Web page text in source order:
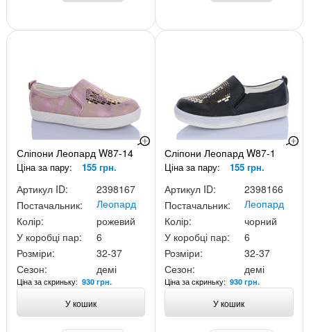
Сліпони Леопард W87-14
Ціна за пару: 155 грн.
Артикул ID:
2398167
Постачальник:
Леопард
Колір:
рожевий
У коробці пар:
6
Розміри:
32-37
Сезон:
демі
Ціна за скриньку: 930 грн.
У кошик
Сліпони Леопард W87-1
Ціна за пару: 155 грн.
Артикул ID:
2398166
Постачальник:
Леопард
Колір:
чорний
У коробці пар:
6
Розміри:
32-37
Сезон:
демі
Ціна за скриньку:930 грн.
У кошик